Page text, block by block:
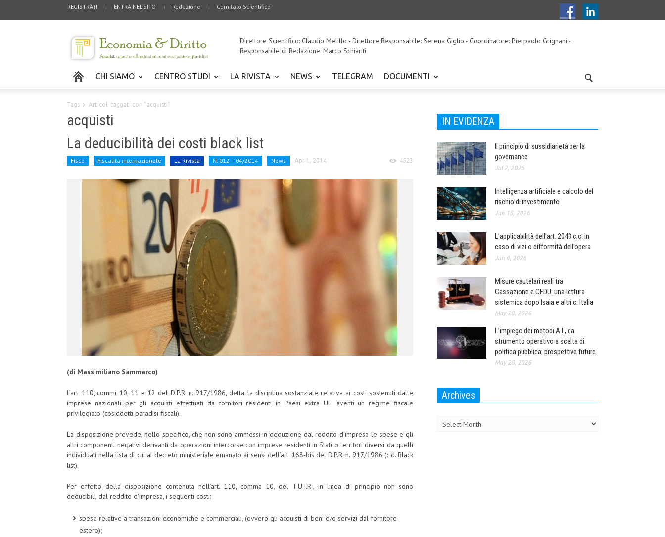
REGISTRATI ENTRA NEL SITO Redazione Comitato Scientifico
Direttore Scientifico: Claudio Melillo - Direttore Responsabile: Serena Giglio - Coordinatore: Pierpaolo Grignani -
Responsabile di Redazione: Marco Schiariti
CHI SIAMO CENTRO STUDI LA RIVISTA NEWS TELEGRAM DOCUMENTI
Tags Articoli taggati con "acquisti"
acquisti
La deducibilità dei costi black list
Fisco Fiscalità internazionale La Rivista N. 012 – 04/2014 News Apr 1, 2014 4523
(di Massimiliano Sammarco)
L’art. 110, commi 10, 11 e 12 del D.P.R. n. 917/1986, detta la disciplina sostanziale relativa ai costi sostenuti dalle
imprese nazionali per gli acquisti effettuati da fornitori residenti in Paesi extra UE, aventi un regime fiscale
privilegiato (cosiddetti paradisi fiscali).
La disposizione prevede, nello specifico, che non sono ammessi in deduzione dal reddito d’impresa le spese e gli
altri componenti negativi derivanti da operazioni intercorse con imprese residenti in Stati o territori diversi da quelli
individuati nella lista di cui al decreto ministeriale emanato ai sensi dell’art. 168-bis del D.P.R. n. 917/1986 (c.d. Black
list).
Per effetto della disposizione contenuta nell’art. 110, comma 10, del T.U.I.R., in linea di principio non sono
deducibili, dal reddito d’impresa, i seguenti costi:
spese relative a transazioni economiche e commerciali, (ovvero gli acquisti di beni e/o servizi dal fornitore
estero);
IN EVIDENZA
Il principio di sussidiarietà per la
governance
Jul 2, 2026
Intelligenza artificiale e calcolo del
rischio di investimento
Jun 15, 2026
L’applicabilità dell’art. 2043 c.c. in
caso di vizi o difformità dell’opera
Jun 4, 2026
Misure cautelari reali tra
Cassazione e CEDU: una lettura
sistemica dopo Isaia e altri c. Italia
May 28, 2026
L’impiego dei metodi A.I., da
strumento operativo a scelta di
politica pubblica: prospettive future
May 28, 2026
Archives